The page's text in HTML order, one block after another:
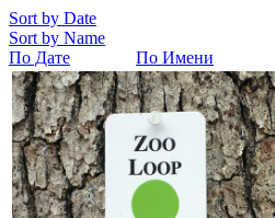
Sort by Date
Sort by Name
По Дате
По Имени